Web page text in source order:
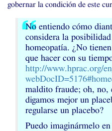
gobernar la condición de este
No entiendo cómo
considera la
homeopatía. ¿No
que hacer con su
http://www.hprac.org/
maldito fraude; oh, no,
digamos mejor un
regularse un placebo?
Puedo imaginármelo